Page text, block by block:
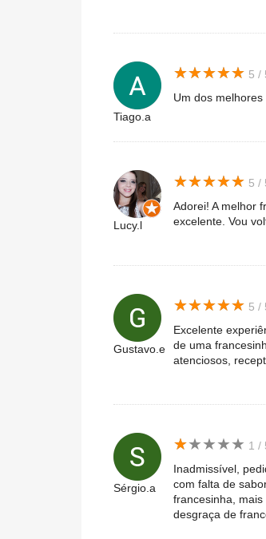
Tiago.a
★★★★★
★★★★★ 5 /
Um dos
Lucy.l
★★★★★
★★★★★ 5 /
Adorei! A melhor
excelente. Vou
Gustavo.e
★★★★★
★★★★★ 5 /
Excelente
de uma
atenciosos,
Sérgio.a
★★★★★
★★★★★ 1 /
Inadmissível,
com falta de
francesinha,
desgraça de